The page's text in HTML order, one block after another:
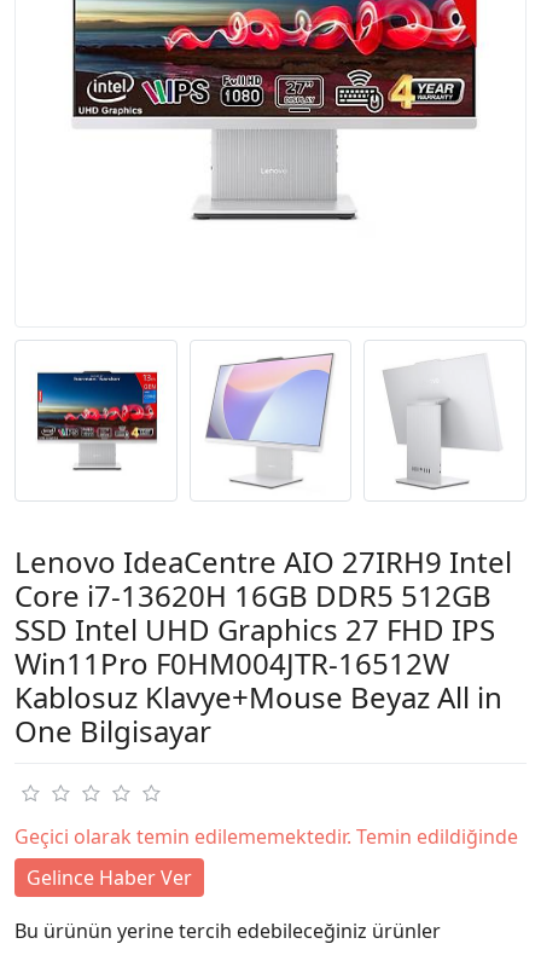
Lenovo IdeaCentre AIO 27IRH9 Intel
Core i7-13620H 16GB DDR5 512GB
SSD Intel UHD Graphics 27 FHD IPS
Win11Pro F0HM004JTR-16512W
Kablosuz Klavye+Mouse Beyaz All in
One Bilgisayar
Geçici olarak temin edilememektedir. Temin edildiğinde
Gelince Haber Ver
Bu ürünün yerine tercih edebileceğiniz ürünler